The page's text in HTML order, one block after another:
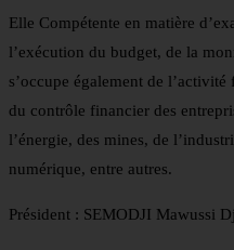
Elle Compétente en matière
l’exécution du budget, de la
s’occupe également de
du contrôle financier des
l’énergie, des mines, de
numérique, entre autres.
Président : SEMODJI Mawussi